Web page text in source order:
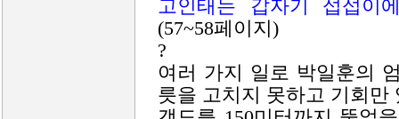
고인태는 갑자기 섭섭이
(57~58페이지)
?
여러 가지 일로 박일훈의
릇을 고치지 못하고 기회만